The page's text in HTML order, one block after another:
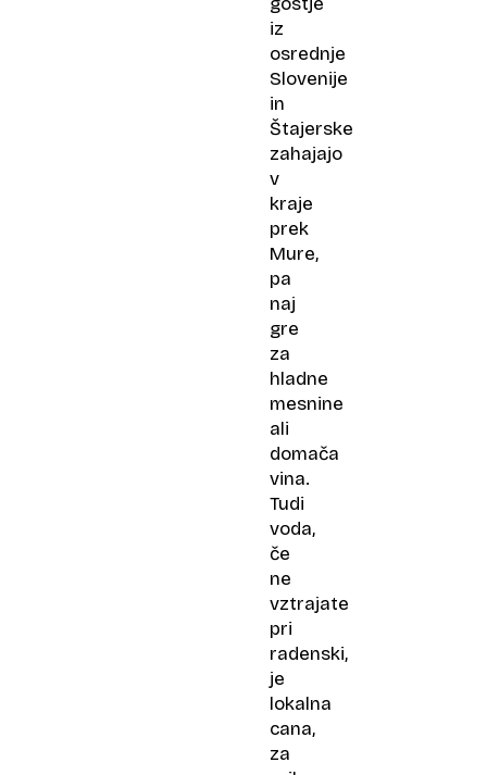
iz
osrednje
Slovenije
in
Štajerske
zahajajo
v
kraje
prek
Mure,
pa
naj
gre
za
hladne
mesnine
ali
domača
vina.
Tudi
voda,
če
ne
vztrajate
pri
radenski,
je
lokalna
cana,
za